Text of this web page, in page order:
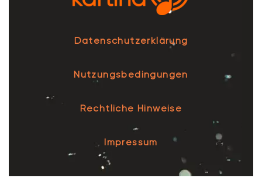
Datenschutzerklärung
Nutzungsbedingungen
Rechtliche Hinweise
Impressum